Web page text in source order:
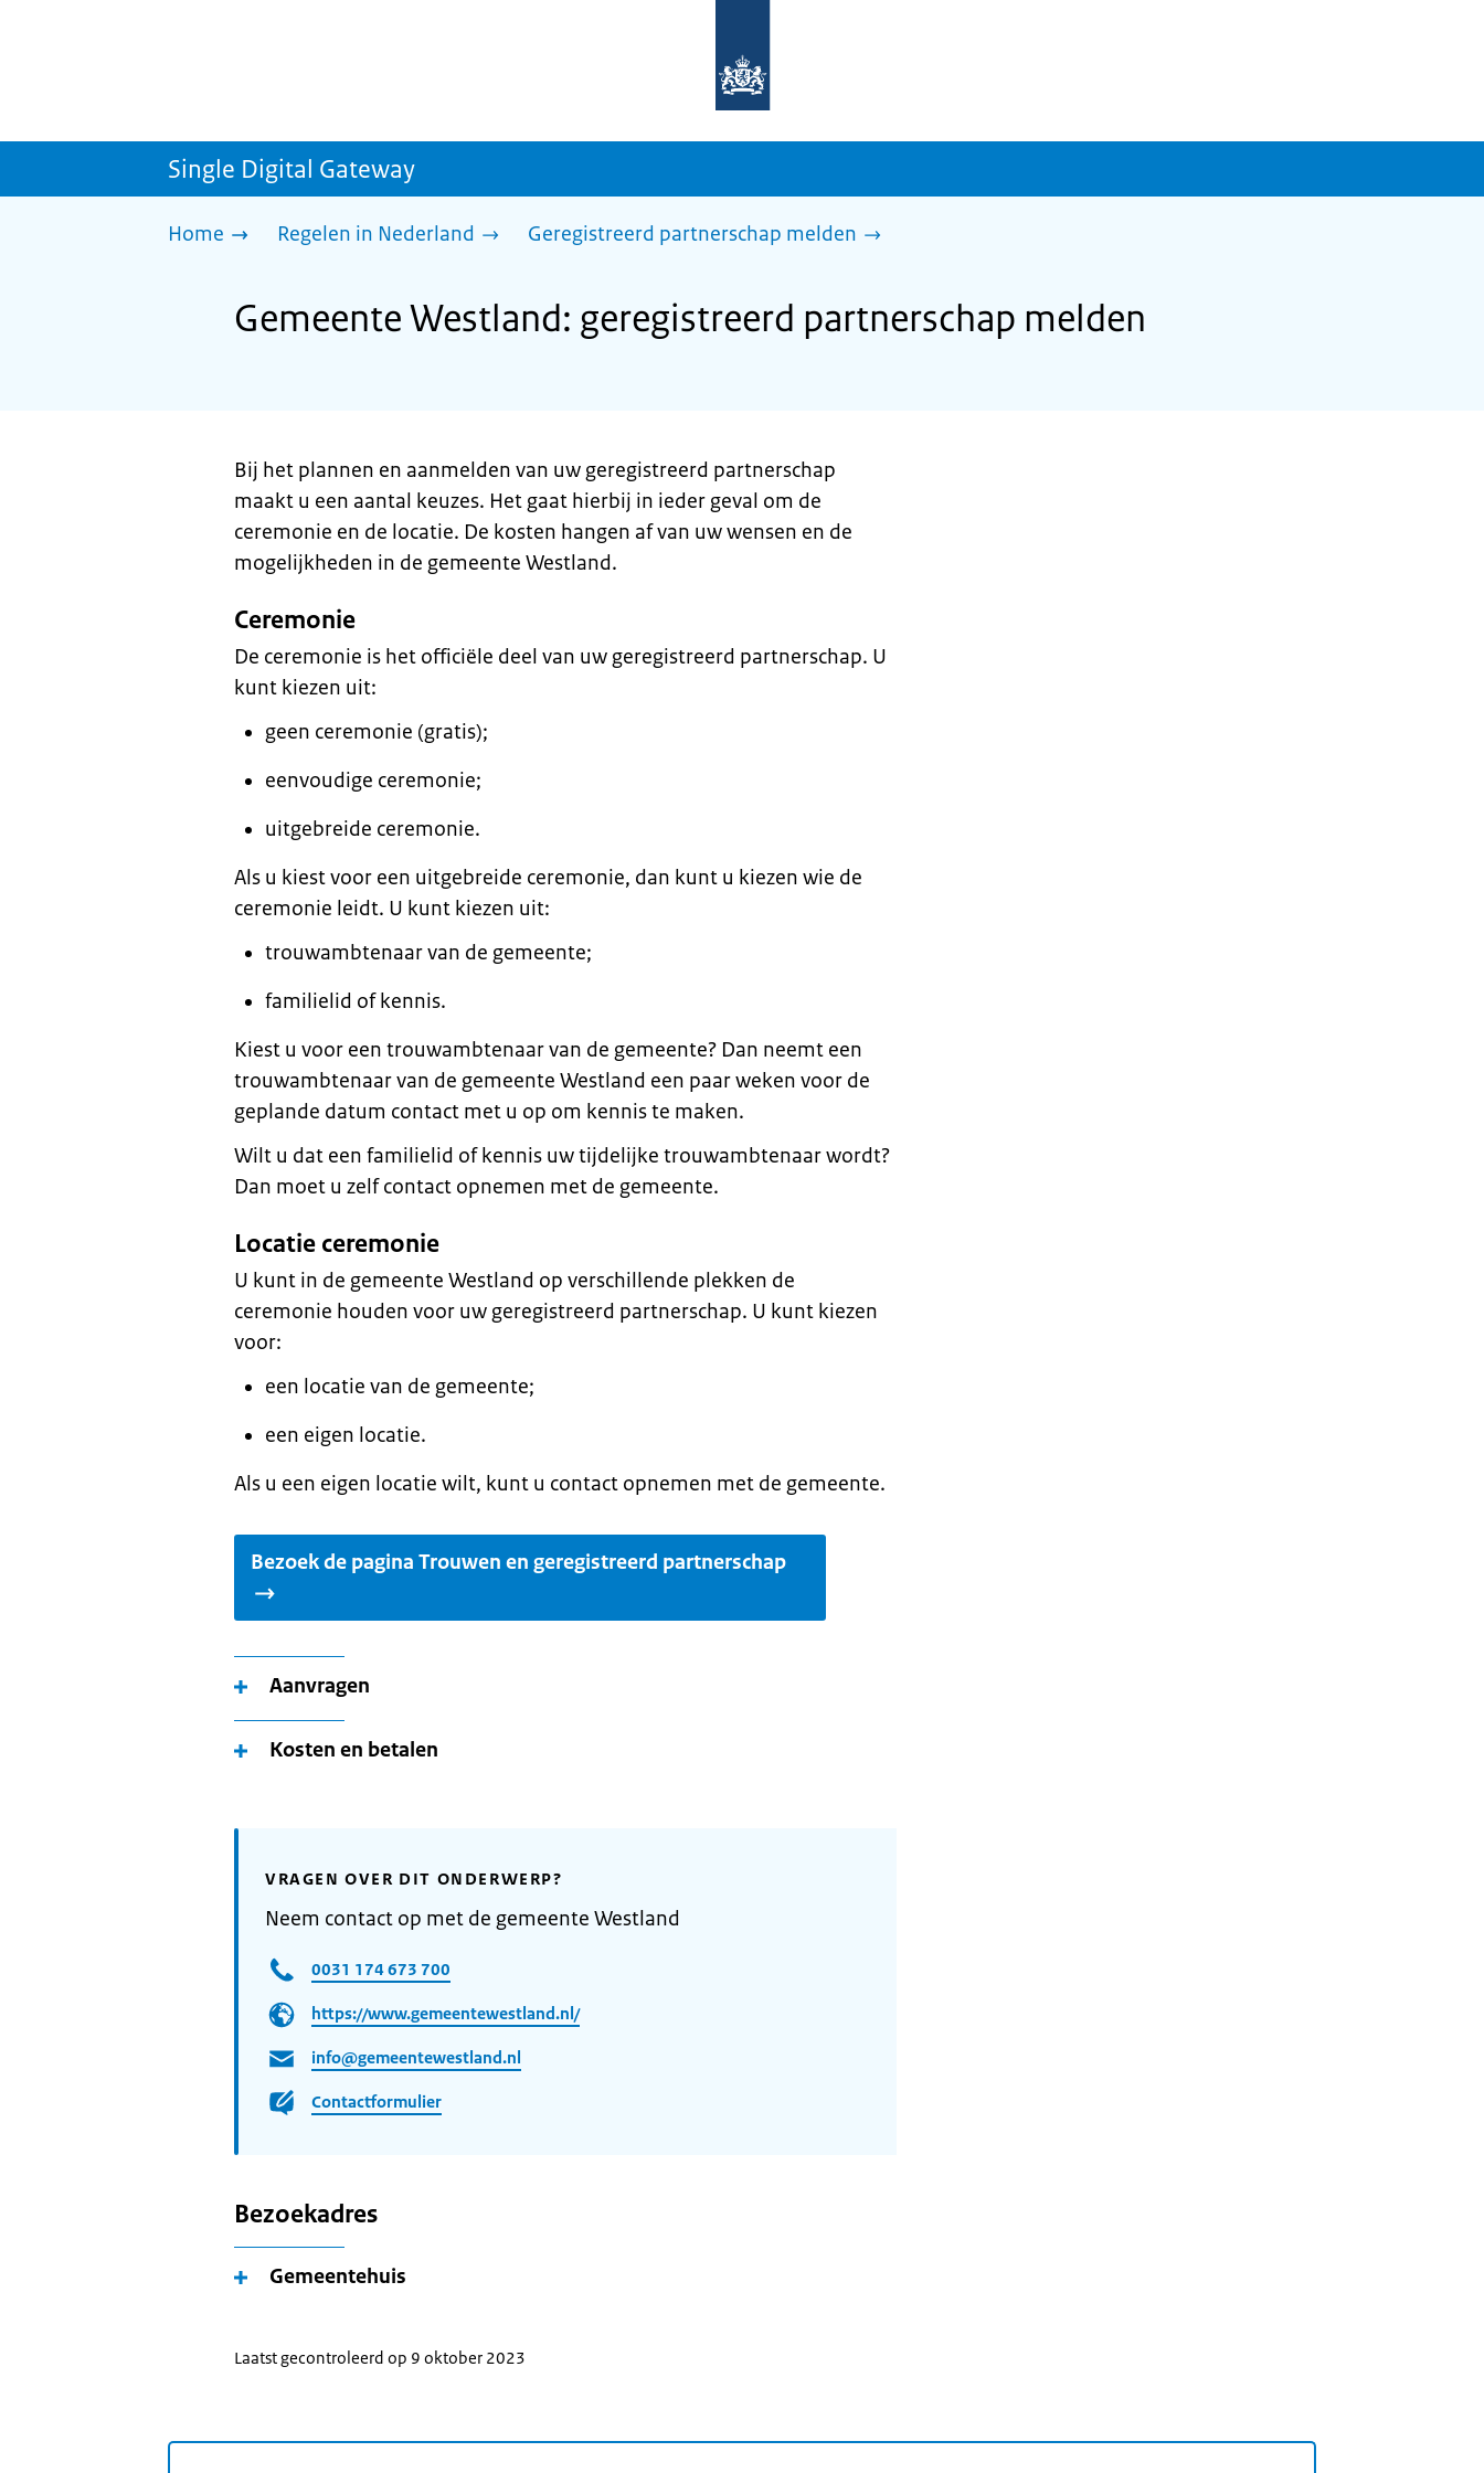
homepage
sdg.rijksoverheid.nl
Single Digital Gateway
Home Regelen in Nederland Geregistreerd partnerschap melden
Gemeente Westland: geregistreerd partnerschap melden
Bij het plannen en aanmelden van uw geregistreerd partnerschap
maakt u een aantal keuzes. Het gaat hierbij in ieder geval om de
ceremonie en de locatie. De kosten hangen af van uw wensen en de
mogelijkheden in de gemeente Westland.
Ceremonie
De ceremonie is het officiële deel van uw geregistreerd partnerschap. U
kunt kiezen uit:
geen ceremonie (gratis);
eenvoudige ceremonie;
uitgebreide ceremonie.
Als u kiest voor een uitgebreide ceremonie, dan kunt u kiezen wie de
ceremonie leidt. U kunt kiezen uit:
trouwambtenaar van de gemeente;
familielid of kennis.
Kiest u voor een trouwambtenaar van de gemeente? Dan neemt een
trouwambtenaar van de gemeente Westland een paar weken voor de
geplande datum contact met u op om kennis te maken.
Wilt u dat een familielid of kennis uw tijdelijke trouwambtenaar wordt?
Dan moet u zelf contact opnemen met de gemeente.
Locatie ceremonie
U kunt in de gemeente Westland op verschillende plekken de
ceremonie houden voor uw geregistreerd partnerschap. U kunt kiezen
voor:
een locatie van de gemeente;
een eigen locatie.
Als u een eigen locatie wilt, kunt u contact opnemen met de gemeente.
Bezoek de pagina Trouwen en geregistreerd partnerschap
Aanvragen
Kosten en betalen
VRAGEN OVER DIT ONDERWERP?
Neem contact op met de gemeente Westland
0031 174 673 700
https://www.gemeentewestland.nl/
info@gemeentewestland.nl
Contactformulier
Bezoekadres
Gemeentehuis
Laatst gecontroleerd op 9 oktober 2023